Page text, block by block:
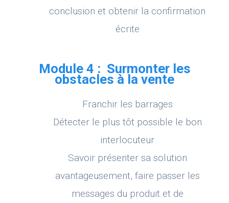
conclusion et obtenir la confirmation
écrite
Module 4 : Surmonter les
obstacles à la vente
Franchir les barrages
Détecter le plus tôt possible le bon
interlocuteur
Savoir présenter sa solution
avantageusement, faire passer les
messages du produit et de